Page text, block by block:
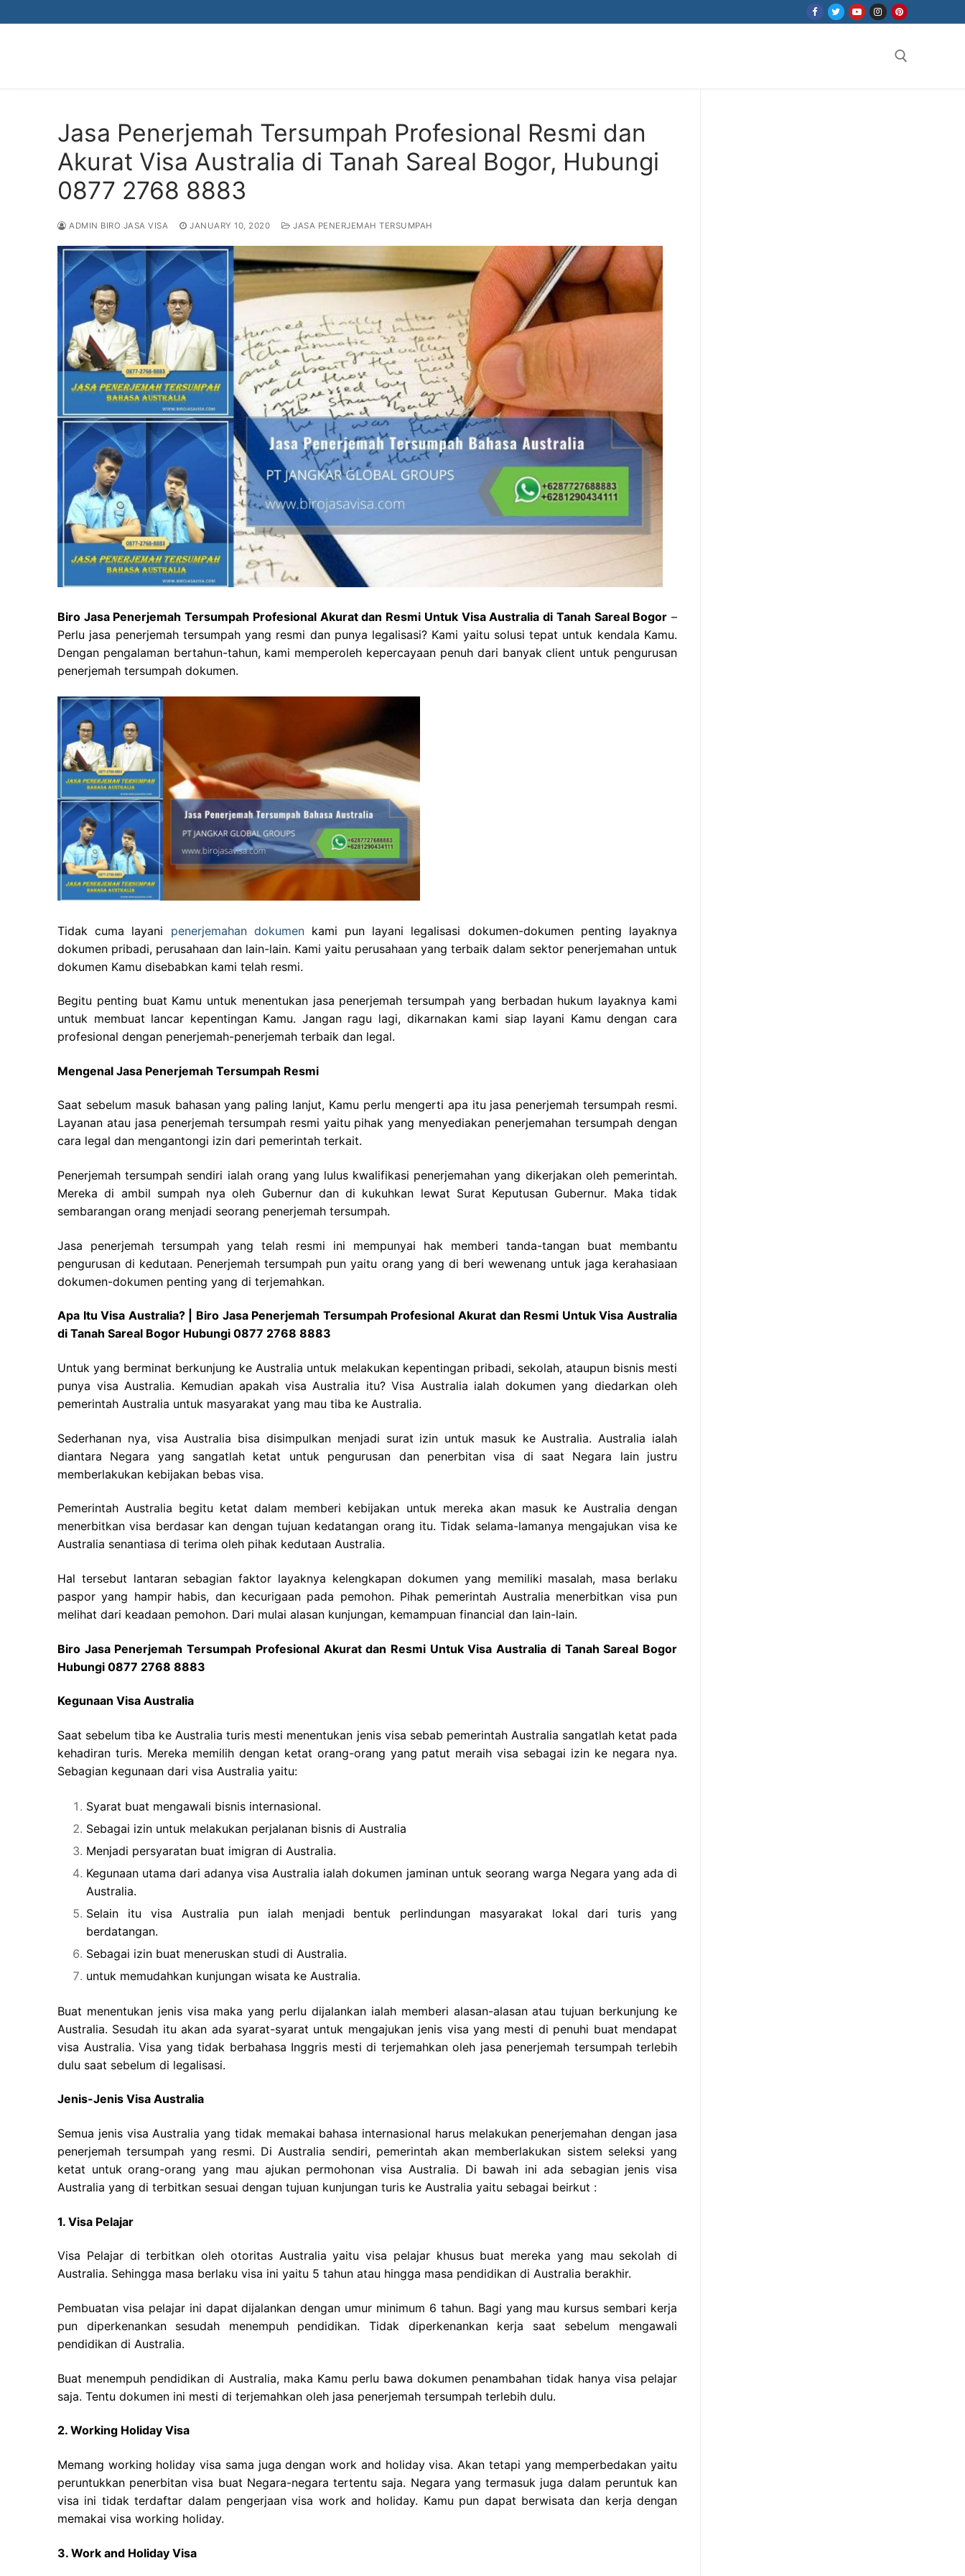
to
Jasa Penerjemah Tersumpah Profesional Resmi dan
Akurat Visa Australia di Tanah Sareal Bogor, Hubungi
0877 2768 8883
ADMIN BIRO JASA VISA JANUARY 10, 2020 JASA PENERJEMAH TERSUMPAH
Biro Jasa Penerjemah Tersumpah Profesional Akurat dan Resmi Untuk Visa Australia di Tanah Sareal Bogor –
Perlu jasa penerjemah tersumpah yang resmi dan punya legalisasi? Kami yaitu solusi tepat untuk kendala Kamu.
Dengan pengalaman bertahun-tahun, kami memperoleh kepercayaan penuh dari banyak client untuk pengurusan
penerjemah tersumpah dokumen.
Tidak cuma layani penerjemahan dokumenkami pun layani legalisasi dokumen-dokumen penting layaknya
dokumen pribadi, perusahaan dan lain-lain. Kami yaitu perusahaan yang terbaik dalam sektor penerjemahan untuk
dokumen Kamu disebabkan kami telah resmi.
Begitu penting buat Kamu untuk menentukan jasa penerjemah tersumpah yang berbadan hukum layaknya kami
untuk membuat lancar kepentingan Kamu. Jangan ragu lagi, dikarnakan kami siap layani Kamu dengan cara
profesional dengan penerjemah-penerjemah terbaik dan legal.
Mengenal Jasa Penerjemah Tersumpah Resmi
Saat sebelum masuk bahasan yang paling lanjut, Kamu perlu mengerti apa itu jasa penerjemah tersumpah resmi.
Layanan atau jasa penerjemah tersumpah resmi yaitu pihak yang menyediakan penerjemahan tersumpah dengan
cara legal dan mengantongi izin dari pemerintah terkait.
Penerjemah tersumpah sendiri ialah orang yang lulus kwalifikasi penerjemahan yang dikerjakan oleh pemerintah.
Mereka di ambil sumpah nya oleh Gubernur dan di kukuhkan lewat Surat Keputusan Gubernur. Maka tidak
sembarangan orang menjadi seorang penerjemah tersumpah.
Jasa penerjemah tersumpah yang telah resmi ini mempunyai hak memberi tanda-tangan buat membantu
pengurusan di kedutaan. Penerjemah tersumpah pun yaitu orang yang di beri wewenang untuk jaga kerahasiaan
dokumen-dokumen penting yang di terjemahkan.
Apa Itu Visa Australia? | Biro Jasa Penerjemah Tersumpah Profesional Akurat dan Resmi Untuk Visa Australia
di Tanah Sareal Bogor Hubungi 0877 2768 8883
Untuk yang berminat berkunjung ke Australia untuk melakukan kepentingan pribadi, sekolah, ataupun bisnis mesti
punya visa Australia. Kemudian apakah visa Australia itu? Visa Australia ialah dokumen yang diedarkan oleh
pemerintah Australia untuk masyarakat yang mau tiba ke Australia.
Sederhanan nya, visa Australia bisa disimpulkan menjadi surat izin untuk masuk ke Australia. Australia ialah
diantara Negara yang sangatlah ketat untuk pengurusan dan penerbitan visa di saat Negara lain justru
memberlakukan kebijakan bebas visa.
Pemerintah Australia begitu ketat dalam memberi kebijakan untuk mereka akan masuk ke Australia dengan
menerbitkan visa berdasar kan dengan tujuan kedatangan orang itu. Tidak selama-lamanya mengajukan visa ke
Australia senantiasa di terima oleh pihak kedutaan Australia.
Hal tersebut lantaran sebagian faktor layaknya kelengkapan dokumen yang memiliki masalah, masa berlaku
paspor yang hampir habis, dan kecurigaan pada pemohon. Pihak pemerintah Australia menerbitkan visa pun
melihat dari keadaan pemohon. Dari mulai alasan kunjungan, kemampuan financial dan lain-lain.
Biro Jasa Penerjemah Tersumpah Profesional Akurat dan Resmi Untuk Visa Australia di Tanah Sareal Bogor
Hubungi 0877 2768 8883
Kegunaan Visa Australia
Saat sebelum tiba ke Australia turis mesti menentukan jenis visa sebab pemerintah Australia sangatlah ketat pada
kehadiran turis. Mereka memilih dengan ketat orang-orang yang patut meraih visa sebagai izin ke negara nya.
Sebagian kegunaan dari visa Australia yaitu:
Syarat buat mengawali bisnis internasional.
Sebagai izin untuk melakukan perjalanan bisnis di Australia
Menjadi persyaratan buat imigran di Australia.
Kegunaan utama dari adanya visa Australia ialah dokumen jaminan untuk seorang warga Negara yang ada di
Australia.
Selain itu visa Australia pun ialah menjadi bentuk perlindungan masyarakat lokal dari turis yang
berdatangan.
Sebagai izin buat meneruskan studi di Australia.
untuk memudahkan kunjungan wisata ke Australia.
Buat menentukan jenis visa maka yang perlu dijalankan ialah memberi alasan-alasan atau tujuan berkunjung ke
Australia. Sesudah itu akan ada syarat-syarat untuk mengajukan jenis visa yang mesti di penuhi buat mendapat
visa Australia. Visa yang tidak berbahasa Inggris mesti di terjemahkan oleh jasa penerjemah tersumpah terlebih
dulu saat sebelum di legalisasi.
Jenis-Jenis Visa Australia
Semua jenis visa Australia yang tidak memakai bahasa internasional harus melakukan penerjemahan dengan jasa
penerjemah tersumpah yang resmi. Di Australia sendiri, pemerintah akan memberlakukan sistem seleksi yang
ketat untuk orang-orang yang mau ajukan permohonan visa Australia. Di bawah ini ada sebagian jenis visa
Australia yang di terbitkan sesuai dengan tujuan kunjungan turis ke Australia yaitu sebagai beirkut :
1. Visa Pelajar
Visa Pelajar di terbitkan oleh otoritas Australia yaitu visa pelajar khusus buat mereka yang mau sekolah di
Australia. Sehingga masa berlaku visa ini yaitu 5 tahun atau hingga masa pendidikan di Australia berakhir.
Pembuatan visa pelajar ini dapat dijalankan dengan umur minimum 6 tahun. Bagi yang mau kursus sembari kerja
pun diperkenankan sesudah menempuh pendidikan. Tidak diperkenankan kerja saat sebelum mengawali
pendidikan di Australia.
Buat menempuh pendidikan di Australia, maka Kamu perlu bawa dokumen penambahan tidak hanya visa pelajar
saja. Tentu dokumen ini mesti di terjemahkan oleh jasa penerjemah tersumpah terlebih dulu.
2. Working Holiday Visa
Memang working holiday visa sama juga dengan work and holiday visa. Akan tetapi yang memperbedakan yaitu
peruntukkan penerbitan visa buat Negara-negara tertentu saja. Negara yang termasuk juga dalam peruntuk kan
visa ini tidak terdaftar dalam pengerjaan visa work and holiday. Kamu pun dapat berwisata dan kerja dengan
memakai visa working holiday.
3. Work and Holiday Visa